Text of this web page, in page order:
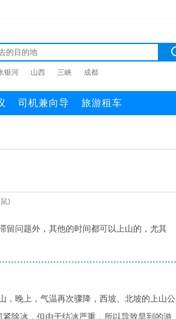
银河 山西 三峡 成都
司机兼向导 旅游租车
)
留问题外，其他的时间都可以上山的，尤其
，晚上，气温再次骤降，西坡、北坡的上山公
除冰，但由于结冰严重，所以导致早到的游